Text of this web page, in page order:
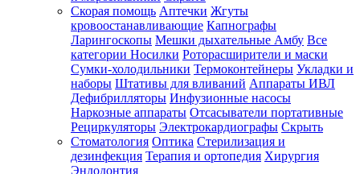
Скорая помощь Аптечки Жгуты
кровоостанавливающие Капнографы
Ларингоскопы Мешки дыхательные Амбу Все
категории Носилки Роторасширители и маски
Сумки-холодильники Термоконтейнеры Укладки и
наборы Штативы для вливаний Аппараты ИВЛ
Дефибрилляторы Инфузионные насосы
Наркозные аппараты Отсасыватели портативные
Рециркуляторы Электрокардиографы Скрыть
Стоматология Оптика Стерилизация и
дезинфекция Терапия и ортопедия Хирургия
Эндодонтия